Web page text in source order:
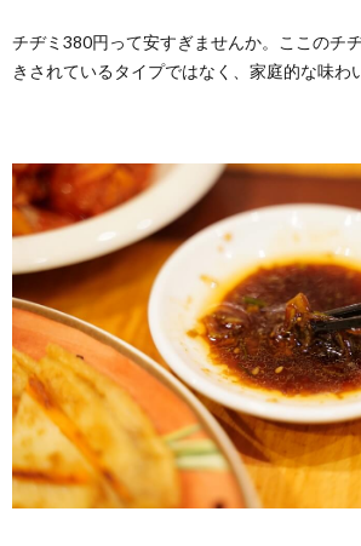
チヂミ380円って安すぎませんか。ここのチ
きされているタイプではなく、家庭的な味わ